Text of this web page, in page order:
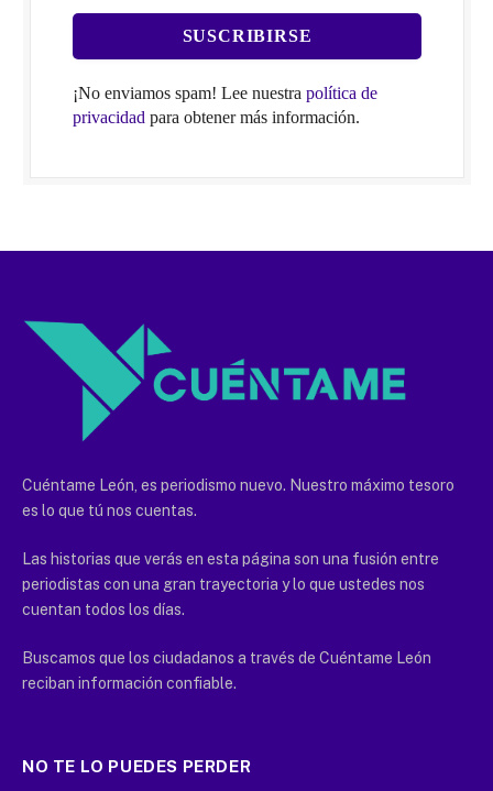
¡No enviamos spam! Lee nuestra política de
privacidad para obtener más información.
Cuéntame León, es periodismo nuevo. Nuestro máximo tesoro
es lo que tú nos cuentas.
Las historias que verás en esta página son una fusión entre
periodistas con una gran trayectoria y lo que ustedes nos
cuentan todos los días.
Buscamos que los ciudadanos a través de Cuéntame León
reciban información confiable.
NO TE LO PUEDES PERDER